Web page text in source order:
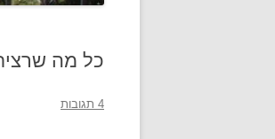
כל מה
4 תגובות